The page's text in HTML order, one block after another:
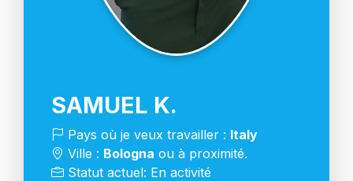
SAMUEL K.
Pays où je veux travailler : Italy
Ville : Bologna ou à proximité.
Statut actuel: En activité